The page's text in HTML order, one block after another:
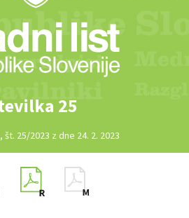
25
št. 25/2023 z dne 24. 2. 2023